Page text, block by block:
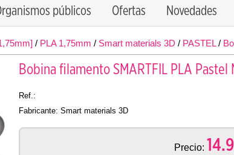
públicos Ofertas Novedades
/ PLA 1,75mm / Smart materials 3D / PASTEL/
Bobina filamento SMARTFIL PLA Pastel
Ref.:
Fabricante: Smart materials 3D
Precio: